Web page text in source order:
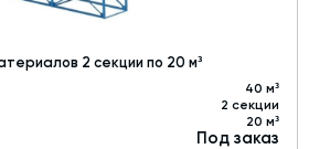
2 секции по 20 м³
40 м³
2 секции
20 м³
Под заказ